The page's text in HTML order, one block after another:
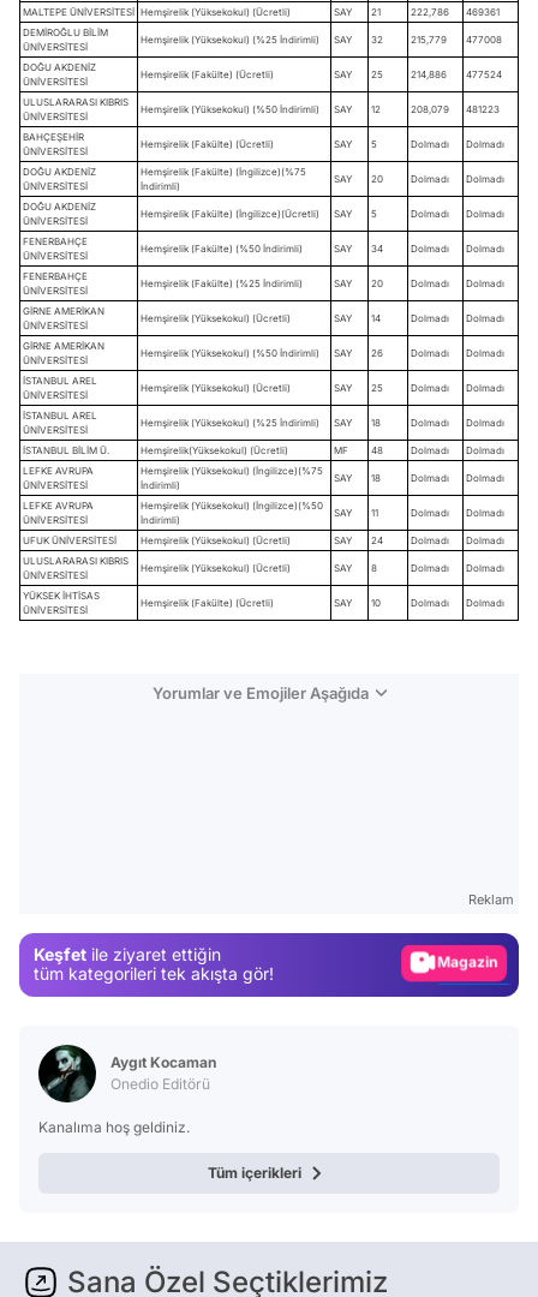
MALTEPE ÜNİVERSİTESİ Hemşirelik (Yüksekokul) (Ücretli) SAY 21 222,786
469361
DEMİROĞLU BİLİM
ÜNİVERSİTESİ
Hemşirelik (Yüksekokul) (%25 İndirimli) SAY 32 215,779 477008
DOĞU AKDENİZ
ÜNİVERSİTESİ
Hemşirelik (Fakülte) (Ücretli) SAY 25 214,886 477524
ULUSLARARASI KIBRIS
ÜNİVERSİTESİ
Hemşirelik (Yüksekokul) (%50 İndirimli) SAY 12 208,079 481223
BAHÇEŞEHİR
ÜNİVERSİTESİ
Hemşirelik (Fakülte) (Ücretli) SAY 5 Dolmadı Dolmadı
DOĞU AKDENİZ
ÜNİVERSİTESİ
Hemşirelik (Fakülte) (İngilizce)(%75
İndirimli)
SAY 20 Dolmadı Dolmadı
DOĞU AKDENİZ
ÜNİVERSİTESİ
Hemşirelik (Fakülte) (İngilizce)(Ücretli) SAY 5 Dolmadı Dolmadı
FENERBAHÇE
ÜNİVERSİTESİ
Hemşirelik (Fakülte) (%50 İndirimli) SAY 34 Dolmadı Dolmadı
FENERBAHÇE
ÜNİVERSİTESİ
Hemşirelik (Fakülte) (%25 İndirimli) SAY 20 Dolmadı Dolmadı
GİRNE AMERİKAN
ÜNİVERSİTESİ
Hemşirelik (Yüksekokul) (Ücretli) SAY 14 Dolmadı Dolmadı
GİRNE AMERİKAN
ÜNİVERSİTESİ
Hemşirelik (Yüksekokul) (%50 İndirimli) SAY 26 Dolmadı Dolmadı
İSTANBUL AREL
ÜNİVERSİTESİ
Hemşirelik (Yüksekokul) (Ücretli) SAY 25 Dolmadı Dolmadı
İSTANBUL AREL
ÜNİVERSİTESİ
Hemşirelik (Yüksekokul) (%25 İndirimli) SAY 18 Dolmadı Dolmadı
İSTANBUL BİLİM Ü. Hemşirelik(Yüksekokul) (Ücretli) MF 48 Dolmadı
Dolmadı
LEFKE AVRUPA
ÜNİVERSİTESİ
Hemşirelik (Yüksekokul) (İngilizce)(%75
İndirimli)
SAY 18 Dolmadı Dolmadı
LEFKE AVRUPA
ÜNİVERSİTESİ
Hemşirelik (Yüksekokul) (İngilizce)(%50
İndirimli)
SAY 11 Dolmadı Dolmadı
UFUK ÜNİVERSİTESİ Hemşirelik (Yüksekokul) (Ücretli) SAY 24 Dolmadı
Dolmadı
ULUSLARARASI KIBRIS
ÜNİVERSİTESİ
Hemşirelik (Yüksekokul) (Ücretli) SAY 8 Dolmadı Dolmadı
YÜKSEK İHTİSAS
ÜNİVERSİTESİ
Hemşirelik (Fakülte) (Ücretli) SAY 10 Dolmadı Dolmadı
Yorumlar ve Emojiler Aşağıda
Reklam
Keşfet ile ziyaret ettiğin
tüm kategorileri tek akışta gör!
Video
Aygıt Kocaman
Onedio Editörü
Kanalıma hoş geldiniz.
Tüm içerikleri
Sana Özel Seçtiklerimiz